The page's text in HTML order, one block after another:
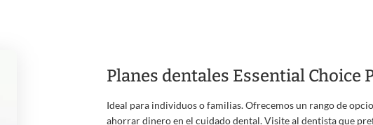
Planes dentales Essential Choice
Ideal para individuos o familias. Ofrecemos un rango de
ahorrar dinero en el cuidado dental. Visite al dentista que